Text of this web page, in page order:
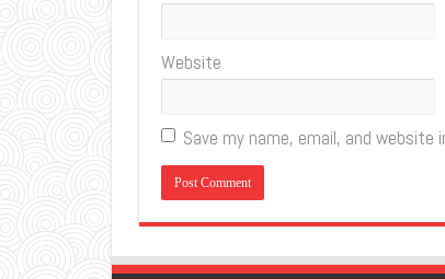
Website
Save my name, email, and